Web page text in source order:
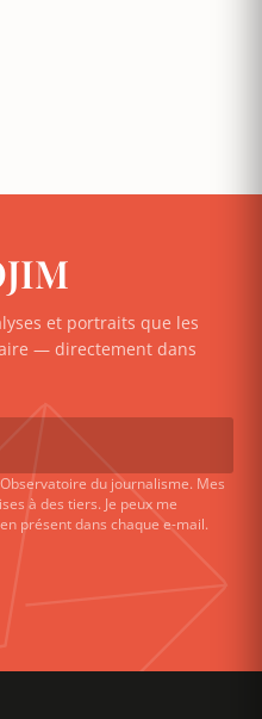
et portraits que les
— directement dans
du journalisme. Mes
à des tiers. Je peux me
présent dans chaque e-mail.